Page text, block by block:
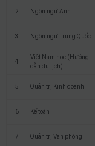
2 Ngôn ngữ Anh
3 Ngôn ngữ Trung Quốc
4
Việt Nam học (Hướng
dẫn du lịch)
5 Quản trị Kinh doanh
6 Kế toán
7 Quản trị Văn phòng